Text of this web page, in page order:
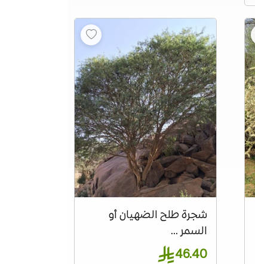
شجرة طلح الضهيان أو
السمر ...
46.40